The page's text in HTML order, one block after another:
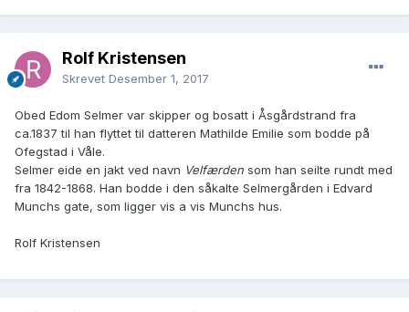
Rolf Kristensen
Skrevet Desember 1, 2017
Obed Edom Selmer var skipper og bosatt i Åsgårdstrand fra
ca.1837 til han flyttet til datteren Mathilde Emilie som bodde på
Ofegstad i Våle.
Selmer eide en jakt ved navn Velfærden som han seilte rundt med
fra 1842-1868. Han bodde i den såkalte Selmergården i Edvard
Munchs gate, som ligger vis a vis Munchs hus.
Rolf Kristensen